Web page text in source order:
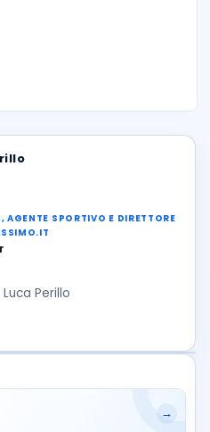
AGENTE SPORTIVO E DIRETTORE
Perillo
→